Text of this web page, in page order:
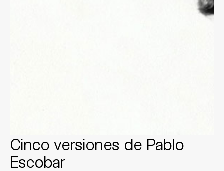
Cinco versiones de Pablo
Escobar